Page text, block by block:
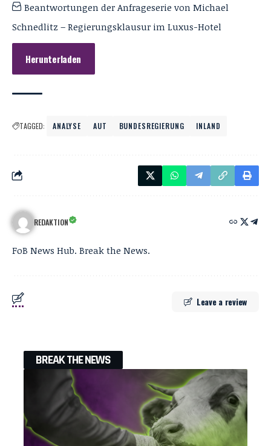
Beantwortungen der Anfrageserie von Michael
Schnedlitz – Regierungsklausur im Luxus-Hotel
Herunterladen
TAGGED: ANALYSE AUT BUNDESREGIERUNG INLAND
REDAKTION
FoB News Hub. Break the News.
Leave a review
BREAK THE NEWS